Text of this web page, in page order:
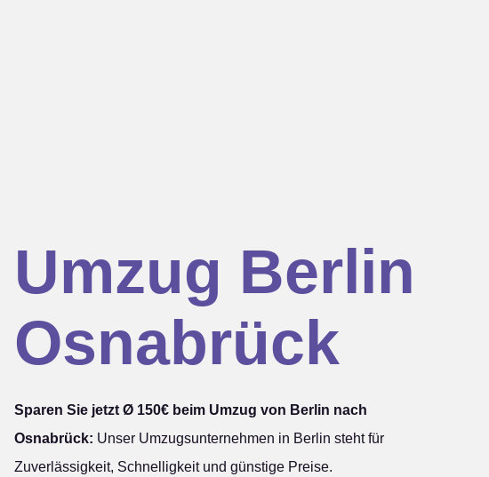
Umzug Berlin
Osnabrück
Sparen Sie jetzt Ø 150€ beim Umzug von Berlin nach
Osnabrück: Unser Umzugsunternehmen in Berlin steht für
Zuverlässigkeit, Schnelligkeit und günstige Preise.